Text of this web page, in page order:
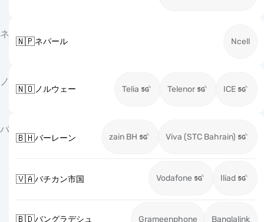
ネ
🇳🇵ネパール Ncell
ノ
🇳🇴ノルウェー Telia Telenor ICE
バ
🇧🇭バーレーン zain BH Viva (STC Bahrain)
🇻🇦バチカン市国 Vodafone Iliad
🇧🇩バングラデシュ Grameenphone Banglalink